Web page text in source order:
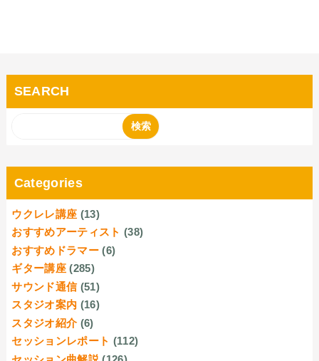
SEARCH
Categories
ウクレレ講座 (13)
おすすめアーティスト (38)
おすすめドラマー (6)
ギター講座 (285)
サウンド通信 (51)
スタジオ案内 (16)
スタジオ紹介 (6)
セッションレポート (112)